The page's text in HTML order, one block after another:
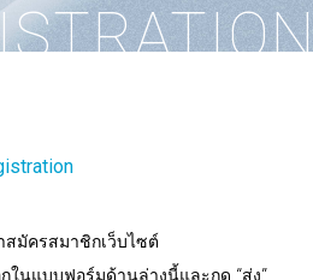
มัครสมาชิกเว็บไซต์